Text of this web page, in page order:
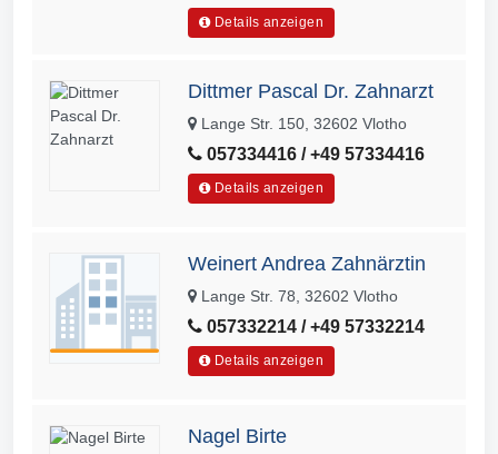
Details anzeigen
Dittmer Pascal Dr. Zahnarzt
Lange Str. 150, 32602 Vlotho
057334416 / +49 57334416
Details anzeigen
Weinert Andrea Zahnärztin
Lange Str. 78, 32602 Vlotho
057332214 / +49 57332214
Details anzeigen
Nagel Birte